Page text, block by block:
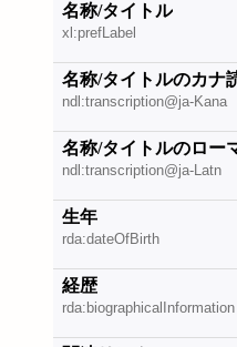
名称/タイトル
xl:prefLabel
名称/タイトルのカナ
ndl:transcription@ja-Kana
名称/タイトルのロー
ndl:transcription@ja-Latn
生年
rda:dateOfBirth
経歴
rda:biographicalInformation